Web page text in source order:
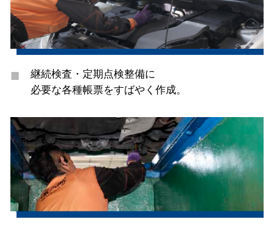
継続検査・定期点検整備に
必要な各種帳票をすばやく作成。